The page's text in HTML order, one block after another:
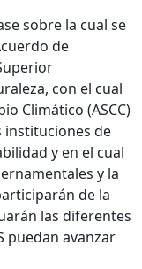
sobre la cual se
de
con el cual
Climático (ASCC)
instituciones de
y en el cual
y la
de la
las diferentes
puedan avanzar